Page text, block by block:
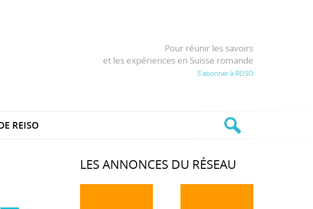
Pour réunir les savoirs
et les expériences en Suisse romande
S'abonner à REISO
REISO
LES ANNONCES DU RÉSEAU